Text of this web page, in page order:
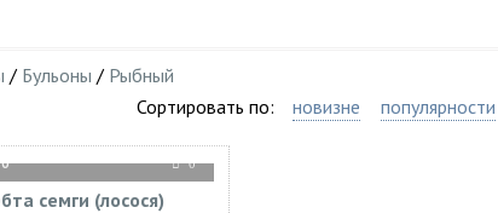
/ Бульоны / Рыбный
Сортировать по:
новизне популярности
0 0
семги (лосося)